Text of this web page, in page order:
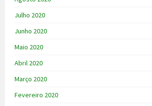
Julho 2020
Junho 2020
Maio 2020
Abril 2020
Março 2020
Fevereiro 2020